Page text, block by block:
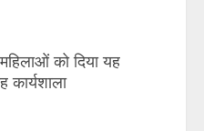
को दिया यह
कार्यशाला